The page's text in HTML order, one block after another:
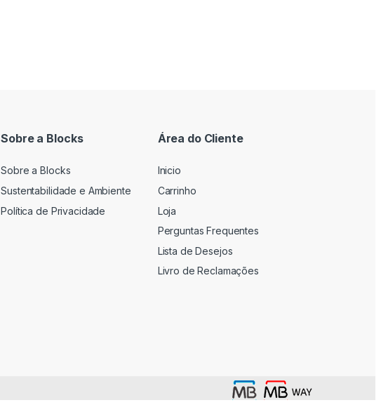
Sobre a Blocks
Sobre a Blocks
Sustentabilidade e Ambiente
Política de Privacidade
Área do Cliente
Inicio
Carrinho
Loja
Perguntas Frequentes
Lista de Desejos
Livro de Reclamações